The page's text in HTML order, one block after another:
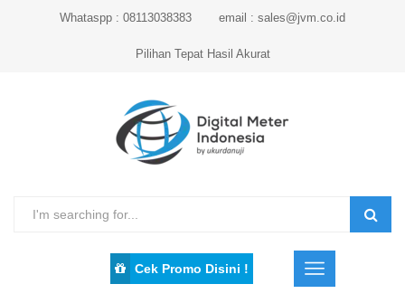
Whataspp : 08113038383 email : sales@jvm.co.id
Pilihan Tepat Hasil Akurat
Cek Promo Disini !